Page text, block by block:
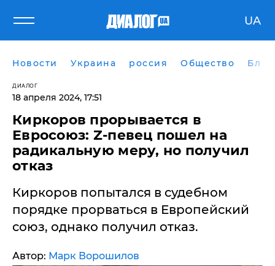
UA
Новости Украина россия Общество
ДИАЛОГ
18 апреля 2024, 17:51
Киркоров прорывается в
Евросоюз: Z-певец пошел на
радикальную меру, но получил
отказ
Киркоров попытался в судебном
порядке прорваться в Европейский
союз, однако получил отказ.
Автор: Марк Ворошилов